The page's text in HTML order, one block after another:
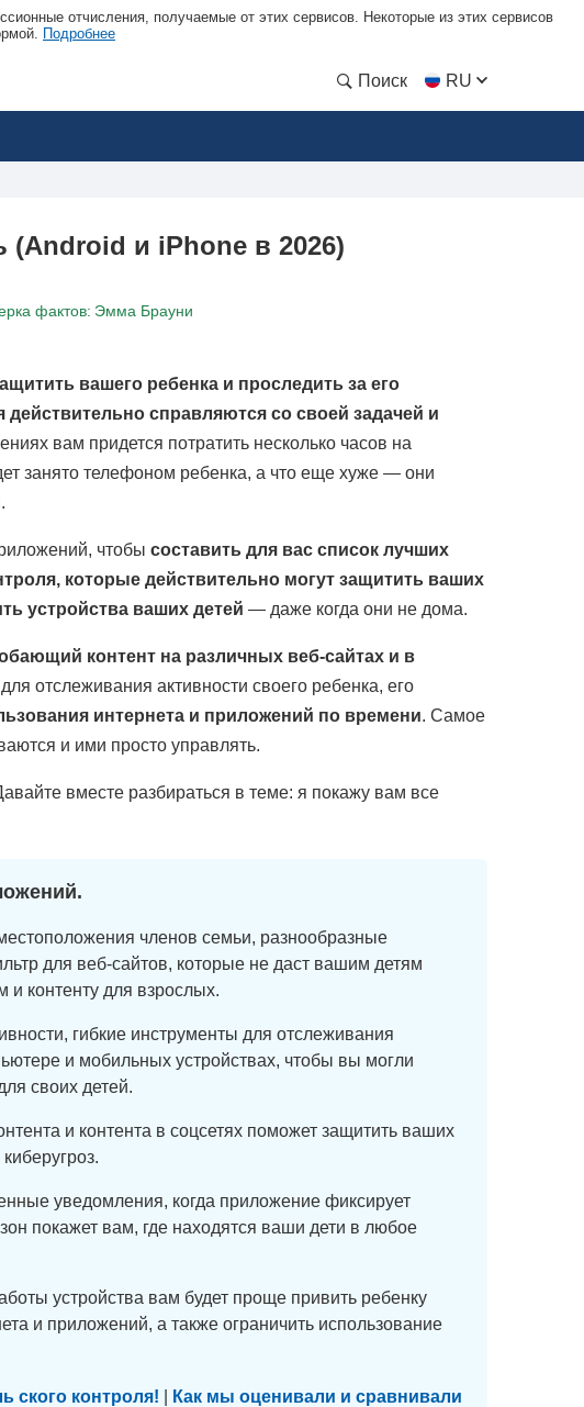
отчисления, получаемые от этих сервисов. Некоторые из этих сервисов
Подробнее
Поиск RU
и iPhone в 2026)
фактов: Эмма Брауни
вашего ребенка и проследить за его
справляются со своей задачей и
вам придется потратить несколько часов на
занято телефоном ребенка, а что еще хуже — они
чтобы составить для вас список лучших
которые действительно могут защитить ваших
устройства ваших детей — даже когда они не дома.
контент на различных веб-сайтах и в
отслеживания активности своего ребенка, его
интернета и приложений по времени. Самое
и ими просто управлять.
вместе разбираться в теме: я покажу вам все
членов семьи, разнообразные
для веб-сайтов, которые не даст вашим детям
и контенту для взрослых.
гибкие инструменты для отслеживания
и мобильных устройствах, чтобы вы могли
своих детей.
и контента в соцсетях поможет защитить ваших
уведомления, когда приложение фиксирует
покажет вам, где находятся ваши дети в любое
устройства вам будет проще привить ребенку
и приложений, а также ограничить использование
ского контроля!
Как мы оценивали и сравнивали